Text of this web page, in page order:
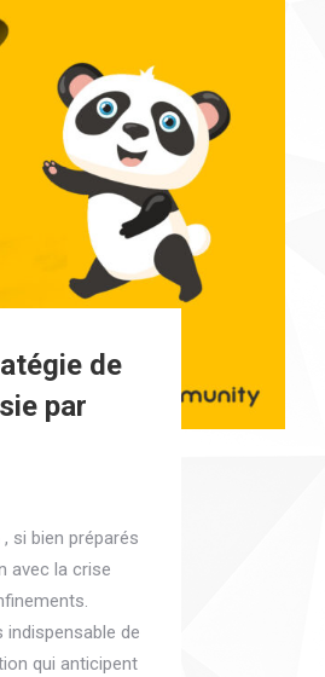
de
par
si bien préparés
avec la crise
indispensable de
qui anticipent